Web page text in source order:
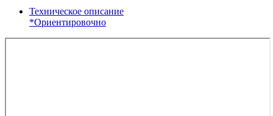
Техническое описание
*Ориентировочно